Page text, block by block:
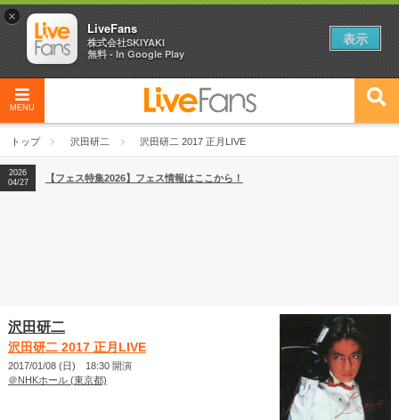
MENU
トップ 沢田研二 沢田研二 2017 正月LIVE
2026
04/27
2026
【ライブ動員ランキング】2026年上半期編発表！
2026
04/27
【フェス特集2026】フェス情報はここから！
沢田研二
沢田研二 2017 正月LIVE
2017/01/08 (日) 18:30 開演
＠NHKホール (東京都)
×
LiveFans
株式会社SKIYAKI
無料 - In Google Play
表示